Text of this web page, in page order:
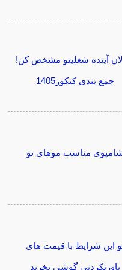
آینده شغلیتو مشخص کن!
جمع بندی کنکور1405
مناسب موهای تو
این شرایط با قیمت های
باورنکردنی گوشی بخرید